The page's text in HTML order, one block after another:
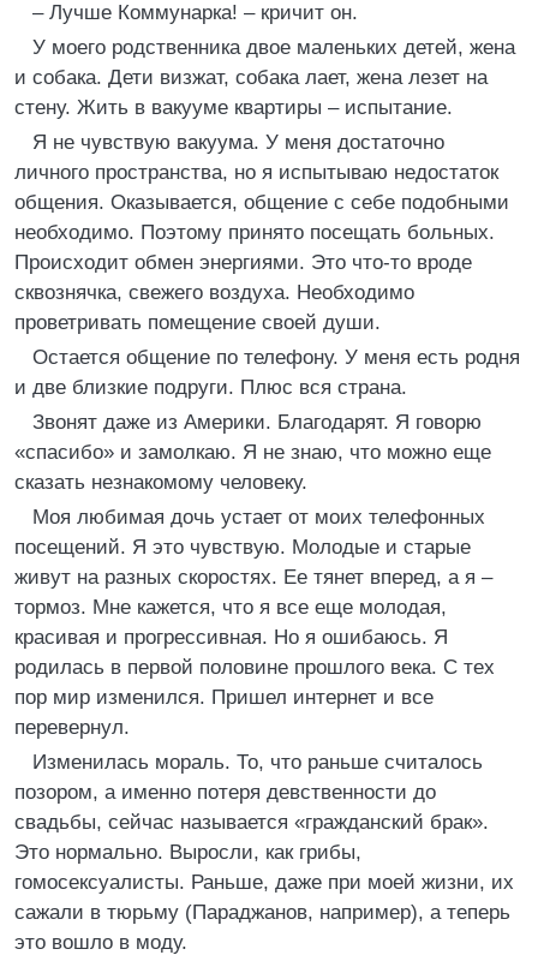
– Лучше Коммунарка! – кричит он.
У моего родственника двое маленьких детей, жена
и собака. Дети визжат, собака лает, жена лезет на
стену. Жить в вакууме квартиры – испытание.
Я не чувствую вакуума. У меня достаточно
личного пространства, но я испытываю недостаток
общения. Оказывается, общение с себе подобными
необходимо. Поэтому принято посещать больных.
Происходит обмен энергиями. Это что-то вроде
сквознячка, свежего воздуха. Необходимо
проветривать помещение своей души.
Остается общение по телефону. У меня есть родня
и две близкие подруги. Плюс вся страна.
Звонят даже из Америки. Благодарят. Я говорю
«спасибо» и замолкаю. Я не знаю, что можно еще
сказать незнакомому человеку.
Моя любимая дочь устает от моих телефонных
посещений. Я это чувствую. Молодые и старые
живут на разных скоростях. Ее тянет вперед, а я –
тормоз. Мне кажется, что я все еще молодая,
красивая и прогрессивная. Но я ошибаюсь. Я
родилась в первой половине прошлого века. С тех
пор мир изменился. Пришел интернет и все
перевернул.
Изменилась мораль. То, что раньше считалось
позором, а именно потеря девственности до
свадьбы, сейчас называется «гражданский брак».
Это нормально. Выросли, как грибы,
гомосексуалисты. Раньше, даже при моей жизни, их
сажали в тюрьму (Параджанов, например), а теперь
это вошло в моду.